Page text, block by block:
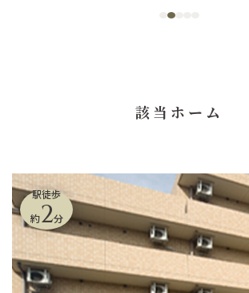
該当ホーム
駅徒歩
約2分